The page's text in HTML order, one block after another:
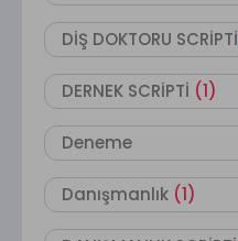
DİŞ DOKTORU SCRİPTİ
DERNEK SCRİPTİ (1)
Deneme
Danışmanlık (1)